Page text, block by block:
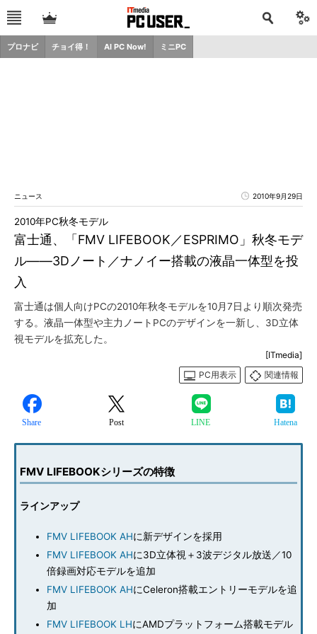
プロナビ チョイ得！ AI PC Now! ミニPC
ニュース 2010年9月29日
富士通、「FMV LIFEBOOK／ESPRIMO」秋冬モデ
ル――3Dノート／ナノイー搭載の液晶一体型を投
入
2010年PC秋冬モデル
富士通は個人向けPCの2010年秋冬モデルを10月7日より順次発売
する。液晶一体型や主力ノートPCのデザインを一新し、3D立体
視モデルを拡充した。
[ITmedia]
PC用表示
関連情報
Share Post LINE Hatena
FMV LIFEBOOKシリーズの特徴
ラインアップ
FMV LIFEBOOK AHに新デザインを採用
FMV LIFEBOOK AHに3D立体視＋3波デジタル放送／10
倍録画対応モデルを追加
FMV LIFEBOOK AHにCeleron搭載エントリーモデルを追
加
FMV LIFEBOOK LHにAMDプラットフォーム搭載モデル